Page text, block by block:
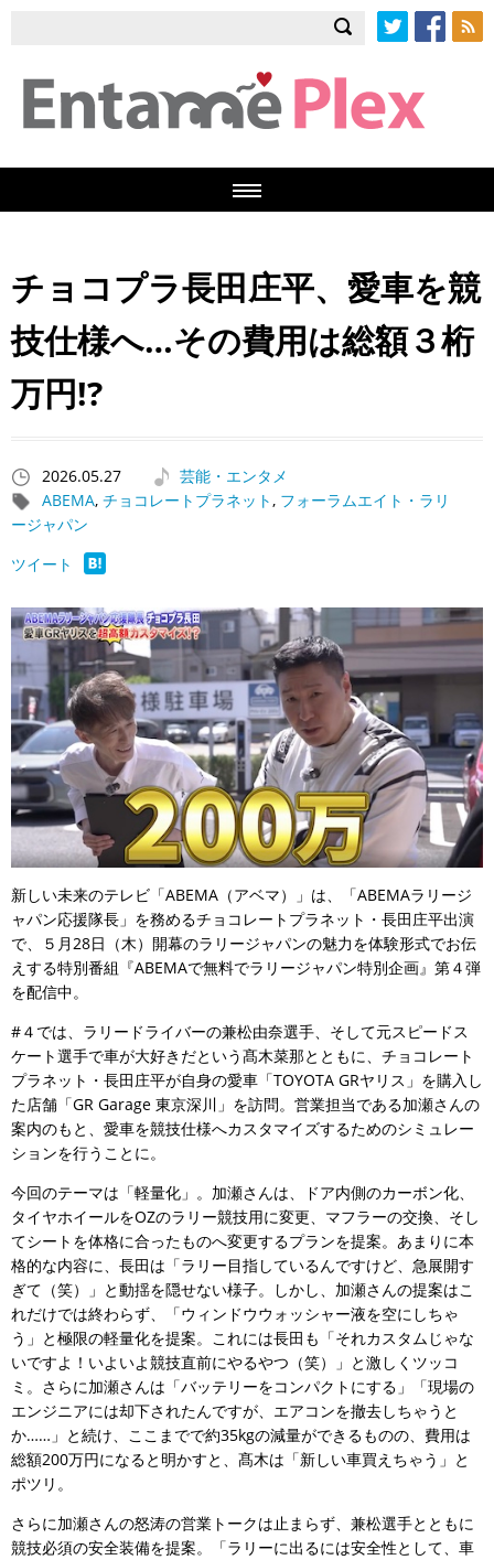
チョコプラ長田庄平、愛車を競
技仕様へ…その費用は総額３桁
万円!?
2026.05.27
芸能・エンタメ
ABEMA, チョコレートプラネット, フォーラムエイト・ラリ
ージャパン
ツイート
新しい未来のテレビ「ABEMA（アベマ）」は、「ABEMAラリージ
ャパン応援隊長」を務めるチョコレートプラネット・長田庄平出演
で、５月28日（木）開幕のラリージャパンの魅力を体験形式でお伝
えする特別番組『ABEMAで無料でラリージャパン特別企画』第４弾
を配信中。
#４では、ラリードライバーの兼松由奈選手、そして元スピードス
ケート選手で車が大好きだという髙木菜那とともに、チョコレート
プラネット・長田庄平が自身の愛車「TOYOTA GRヤリス」を購入し
た店舗「GR Garage 東京深川」を訪問。営業担当である加瀬さんの
案内のもと、愛車を競技仕様へカスタマイズするためのシミュレー
ションを行うことに。
今回のテーマは「軽量化」。加瀬さんは、ドア内側のカーボン化、
タイヤホイールをOZのラリー競技用に変更、マフラーの交換、そし
てシートを体格に合ったものへ変更するプランを提案。あまりに本
格的な内容に、長田は「ラリー目指しているんですけど、急展開す
ぎて（笑）」と動揺を隠せない様子。しかし、加瀬さんの提案はこ
れだけでは終わらず、「ウィンドウウォッシャー液を空にしちゃ
う」と極限の軽量化を提案。これには長田も「それカスタムじゃな
いですよ！いよいよ競技直前にやるやつ（笑）」と激しくツッコ
ミ。さらに加瀬さんは「バッテリーをコンパクトにする」「現場の
エンジニアには却下されたんですが、エアコンを撤去しちゃうと
か……」と続け、ここまでで約35kgの減量ができるものの、費用は
総額200万円になると明かすと、髙木は「新しい車買えちゃう」と
ポツリ。
さらに加瀬さんの怒涛の営業トークは止まらず、兼松選手とともに
競技必須の安全装備を提案。「ラリーに出るには安全性として、車